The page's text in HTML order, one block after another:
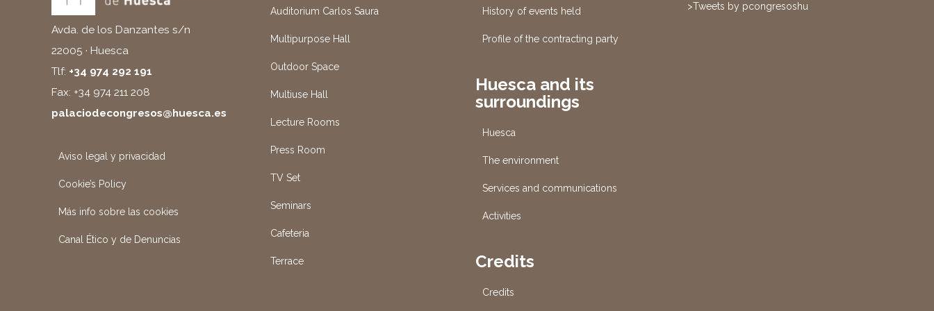
Avda. de los Danzantes s/n
22005 · Huesca
Tlf: +34 974 292 191
Fax: +34 974 211 208
palaciodecongresos@huesca.es
Aviso legal y privacidad
Cookie’s Policy
Más info sobre las cookies
Canal Ético y de Denuncias
Auditorium Carlos Saura
Multipurpose Hall
Outdoor Space
Multiuse Hall
Lecture Rooms
Press Room
TV Set
Seminars
Cafeteria
Terrace
History of events held
Profile of the contracting party
Huesca and its
surroundings
Huesca
The environment
Services and communications
Activities
Credits
Credits
>Tweets by pcongresoshu